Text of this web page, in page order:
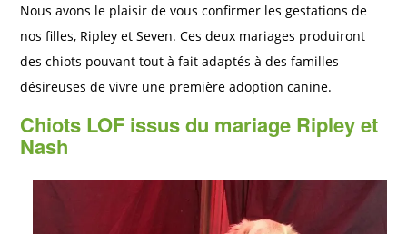
Nous avons le plaisir de vous confirmer les gestations de
nos filles, Ripley et Seven. Ces deux mariages produiront
des chiots pouvant tout à fait adaptés à des familles
désireuses de vivre une première adoption canine.
Chiots LOF issus du mariage Ripley et
Nash